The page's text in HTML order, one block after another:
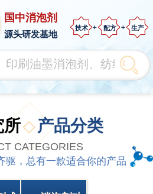
国中消泡剂
源头研发基地
技术 配方 生产
所产品分类
CATEGORIES
驱，总有一款适合你的产品